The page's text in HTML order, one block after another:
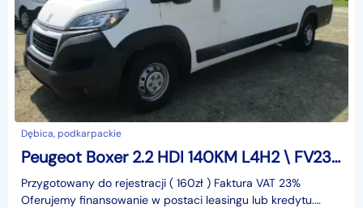
Dębica, podkarpackie
Peugeot Boxer 2.2 HDI 140KM L4H2 \ FV23%
Przygotowany do rejestracji ( 160zł ) Faktura VAT 23%
Oferujemy finansowanie w postaci leasingu lub kredytu.